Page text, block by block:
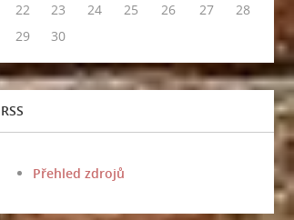
22
23 24 25 26 27
28
29
30
RSS
Přehled zdrojů